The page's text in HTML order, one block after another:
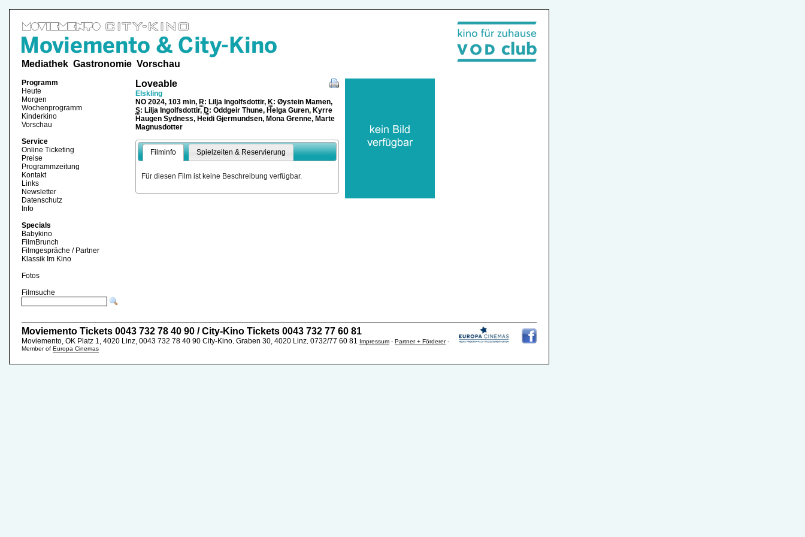
Mediathek Gastronomie Vorschau
Programm
Heute
Morgen
Wochenprogramm
Kinderkino
Vorschau
Service
Online Ticketing
Preise
Programmzeitung
Kontakt
Links
Newsletter
Datenschutz
Info
Specials
Babykino
FilmBrunch
Filmgespräche / Partner
Klassik Im Kino
Fotos
Filmsuche
Loveable
Elskling
NO 2024, 103 min, R: Lilja Ingolfsdottir, K: Øystein Mamen,
S: Lilja Ingolfsdottir, D: Oddgeir Thune, Helga Guren, Kyrre
Haugen Sydness, Heidi Gjermundsen, Mona Grenne, Marte
Magnusdotter
Filminfo Spielzeiten & Reservierung
Für diesen Film ist keine Beschreibung verfügbar.
Moviemento Tickets 0043 732 78 40 90 / City-Kino Tickets 0043 732 77 60 81
Moviemento, OK Platz 1, 4020 Linz, 0043 732 78 40 90 City-Kino Graben 30, 4020 Linz 0732/77 60 81 Impressum - Partner + Förderer-
Member of Europa Cinemas